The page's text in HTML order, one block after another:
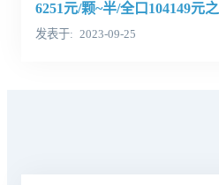
6251元/颗~半/全口104149元
发表于 2023-09-25